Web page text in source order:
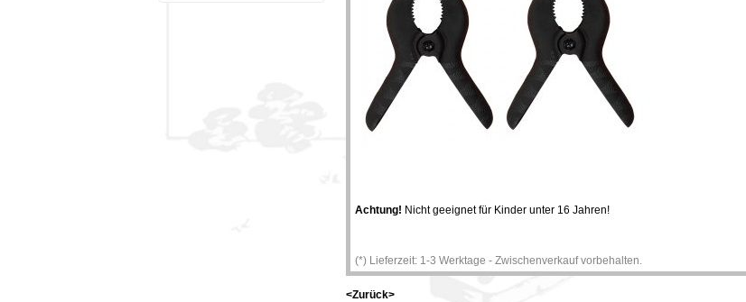
Achtung! Nicht geeignet für Kinder unter 16 Jahren!
(*) Lieferzeit: 1-3 Werktage - Zwischenverkauf vorbehalten.
<Zurück>